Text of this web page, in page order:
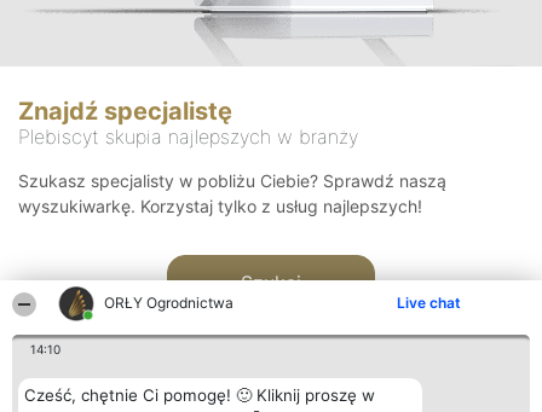
ORŁY Ogrodnictwa Live chat
14:10
Cześć, chętnie Ci pomogę! 🙂 Kliknij proszę w
Znajdź specjalistę
Plebiscyt skupia najlepszych w branży
Szukasz specjalisty w pobliżu Ciebie? Sprawdź naszą
wyszukiwarkę. Korzystaj tylko z usług najlepszych!
Szukaj